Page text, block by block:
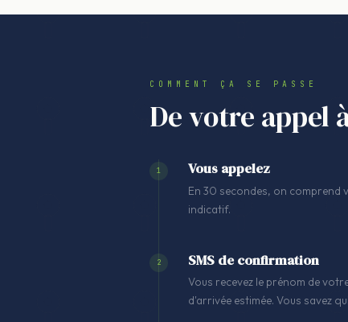
COMMENT ÇA SE PASSE
De votre appel
1 Vous appelez
En 30 secondes, on comprend
indicatif.
2 SMS de confirmation
Vous recevez le prénom de
d'arrivée estimée. Vous savez